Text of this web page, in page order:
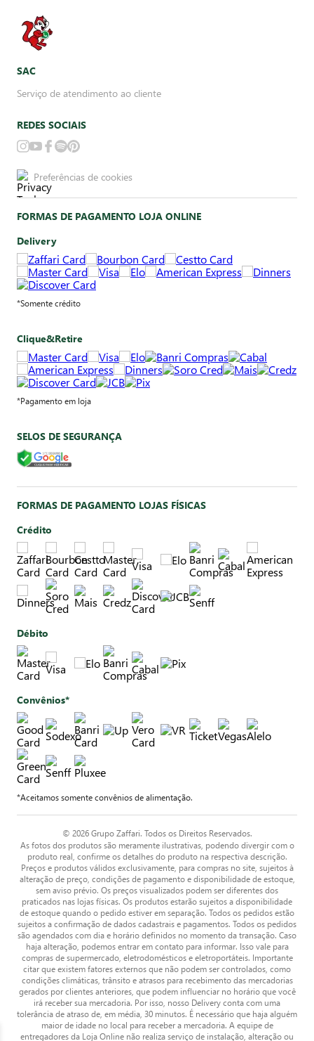
SAC
Serviço de atendimento ao cliente
REDES SOCIAIS
Preferências de cookies
FORMAS DE PAGAMENTO LOJA ONLINE
Delivery
*Somente crédito
Clique&Retire
*Pagamento em loja
SELOS DE SEGURANÇA
FORMAS DE PAGAMENTO LOJAS FÍSICAS
Crédito
Débito
Convênios*
*Aceitamos somente convênios de alimentação.
© 2026 Grupo Zaffari. Todos os Direitos Reservados.
As fotos dos produtos são meramente ilustrativas, podendo divergir com o
produto real, confirme os detalhes do produto na respectiva descrição.
Preços e produtos válidos exclusivamente, para compras no site, sujeitos à
alteração de preço, condições de pagamento e disponibilidade de estoque,
sem aviso prévio. Os preços visualizados podem ser diferentes dos
praticados nas lojas físicas. Os produtos estarão sujeitos a disponibilidade
de estoque quando o pedido estiver em separação. Todos os pedidos estão
sujeitos a confirmação de dados cadastrais e pagamentos. Todos os pedidos
são agendados com dia e horário definidos no momento da transação. Caso
haja alteração, podemos entrar em contato para informar. Isso vale para
compras de supermercado, eletrodomésticos e eletroportáteis. Importante
citar que existem fatores externos que não podem ser controlados, como
condições climáticas, trânsito e atrasos para recebimento das mercadorias
gerados por clientes anteriores, que podem influenciar no horário que você
irá receber sua mercadoria. Por isso, nosso Delivery conta com uma
tolerância de atraso de, em média, 30 minutos. É necessário que haja alguém
maior de idade no local para receber a mercadoria. A equipe de
entregadores da Loja Online não realiza serviço de instalação, alteração ou